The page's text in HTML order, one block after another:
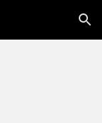
Skip to navigation